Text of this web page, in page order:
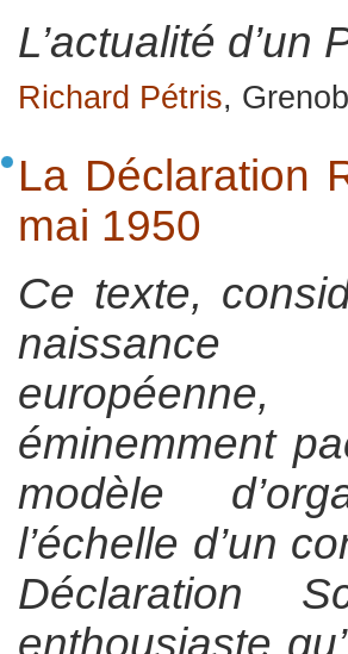
L’actualité d’un
Richard Pétris,
La Déclaration
mai 1950
Ce texte,
naissance
éminemment
modèle
l’échelle d’un
Déclaration
enthousiaste